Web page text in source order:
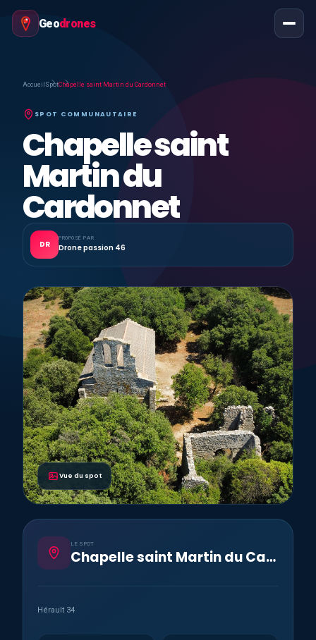
Geodrones
Accueil SpotChapelle saint Martin du Cardonnet
SPOT COMMUNAUTAIRE
Chapelle saint
Martin du
Cardonnet
DR
PROPOSÉ PAR
Drone passion 46
Vue du spot
LE SPOT
Chapelle saint Martin du Cardonnet
Hérault 34